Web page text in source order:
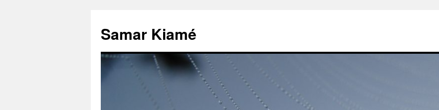
contenu
Samar Kiamé